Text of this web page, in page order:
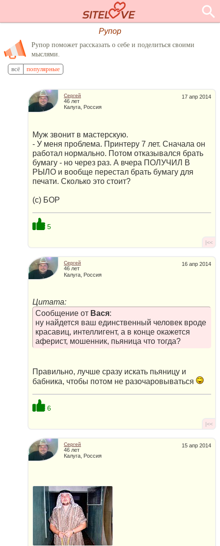
Рупор
Рупор поможет рассказать о себе и поделиться своими
мыслями.
всё популярные
17 апр 2014
Сергей
46 лет
Калуга, Россия
Муж звонит в мастерскую.
- У меня проблема. Принтеру 7 лет. Сначала он
работал нормально. Потом отказывался брать
бумагу - но через раз. А вчера ПОЛУЧИЛ В
РЫЛО и вообще перестал брать бумагу для
печати. Сколько это стоит?
(с) БОР
5
|<<
16 апр 2014
Сергей
46 лет
Калуга, Россия
Цитата:
Сообщение от Вася:
ну найдется ваш единственный человек вроде
красавиц, интеллигент, а в конце окажется
аферист, мошенник, пьяница что тогда?
Правильно, лучше сразу искать пьяницу и
бабника, чтобы потом не разочаровываться
6
|<<
15 апр 2014
Сергей
46 лет
Калуга, Россия